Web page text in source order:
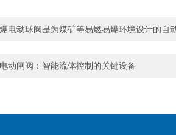
电动球阀是为煤矿等易燃易爆环境设计的自
动闸阀：智能流体控制的关键设备